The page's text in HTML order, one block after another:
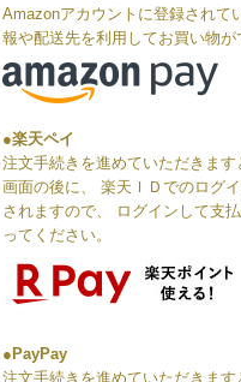
Amazonアカウントに登録されて
報や配送先を利用してお買い物が
●楽天ペイ
注文手続きを進めていただきます
画面の後に、 楽天ＩＤでのログ
されますので、 ログインして支
ってください。
●PayPay
注文手続きを進めていただきます